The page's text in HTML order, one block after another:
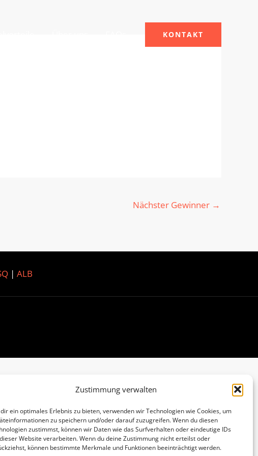
Zustimmung verwalten
ein optimales Erlebnis zu bieten, verwenden wir Technologien wie Cookies, um
zu speichern und/oder darauf zuzugreifen. Wenn du diesen
zustimmst, können wir Daten wie das Surfverhalten oder eindeutige IDs
Website verarbeiten. Wenn du deine Zustimmung nicht erteilst oder
können bestimmte Merkmale und Funktionen beeinträchtigt werden.
KONTAKT
Nächster Gewinner →
| ALB